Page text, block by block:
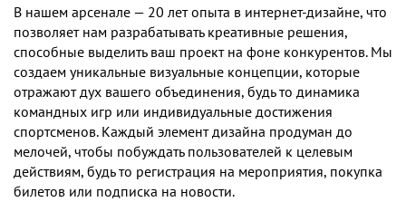
В нашем арсенале — 20 лет опыта в интернет-дизайне, что
позволяет нам разрабатывать креативные решения,
способные выделить ваш проект на фоне конкурентов. Мы
создаем уникальные визуальные концепции, которые
отражают дух вашего объединения, будь то динамика
командных игр или индивидуальные достижения
спортсменов. Каждый элемент дизайна продуман до
мелочей, чтобы побуждать пользователей к целевым
действиям, будь то регистрация на мероприятия, покупка
билетов или подписка на новости.